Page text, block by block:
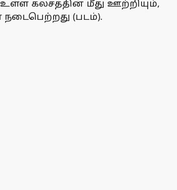
கலசத்தின் மீது ஊற்றியும்,
நடைபெற்றது (படம்).